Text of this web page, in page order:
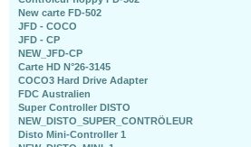
New carte FD-502
JFD - COCO
JFD - CP
NEW_JFD-CP
Carte HD N°26-3145
COCO3 Hard Drive Adapter
FDC Australien
Super Controller DISTO
NEW_DISTO_SUPER_CONTRÖLEUR
Disto Mini-Controller 1